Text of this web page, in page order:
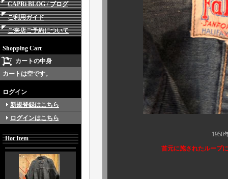
CAPRi BLOG / ブログ
ご利用ガイド
ご来店ご予約について
Shopping Cart
カートの中身
カートは空です。
ログイン
新規登録はこちら
ログインはこちら
Hot Item
1950年代頃の個体で
首元に施されたループ